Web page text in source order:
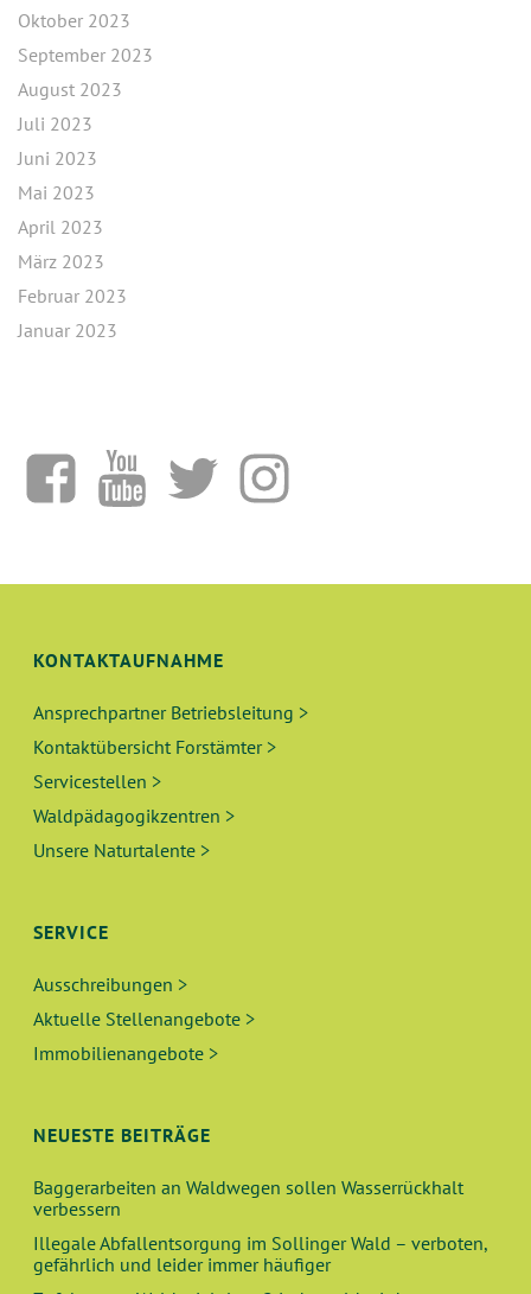
Oktober 2023
September 2023
August 2023
Juli 2023
Juni 2023
Mai 2023
April 2023
März 2023
Februar 2023
Januar 2023
KONTAKTAUFNAHME
Ansprechpartner Betriebsleitung >
Kontaktübersicht Forstämter >
Servicestellen >
Waldpädagogikzentren >
Unsere Naturtalente >
SERVICE
Ausschreibungen >
Aktuelle Stellenangebote >
Immobilienangebote >
NEUESTE BEITRÄGE
Baggerarbeiten an Waldwegen sollen Wasserrückhalt
verbessern
Illegale Abfallentsorgung im Sollinger Wald – verboten,
gefährlich und leider immer häufiger